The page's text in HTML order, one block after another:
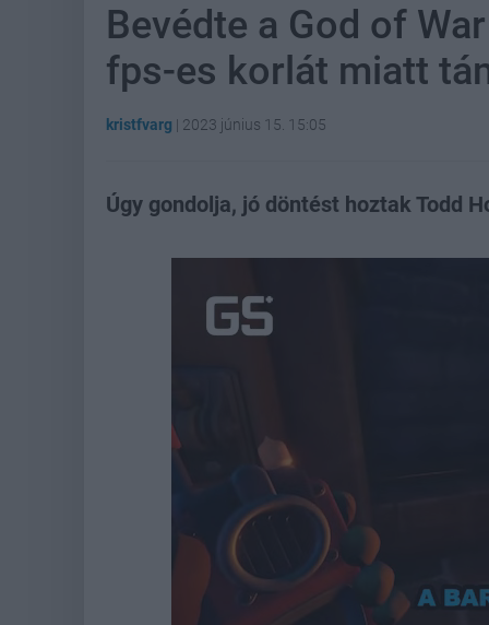
Bevédte a God of
fps-es korlát miatt
kristfvarg | 2023 június 15. 15:05
Úgy gondolja, jó döntést hoztak Todd